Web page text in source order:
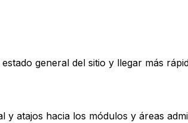
general del sitio y llegar más
y atajos hacia los módulos y áreas